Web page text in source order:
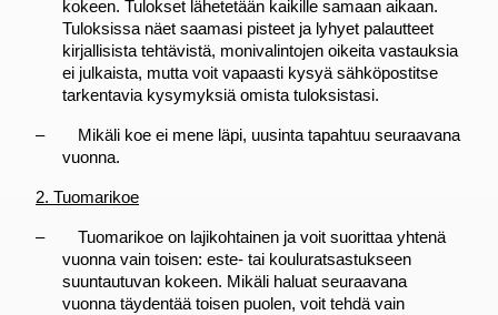
kokeen. Tulokset lähetetään kaikille samaan aikaan.
Tuloksissa näet saamasi pisteet ja lyhyet palautteet
kirjallisista tehtävistä, monivalintojen oikeita vastauksia
ei julkaista, mutta voit vapaasti kysyä sähköpostitse
tarkentavia kysymyksiä omista tuloksistasi.
–
Mikäli koe ei mene läpi, uusinta tapahtuu seuraavana
vuonna.
2. Tuomarikoe
–
Tuomarikoe on lajikohtainen ja voit suorittaa yhtenä
vuonna vain toisen: este- tai kouluratsastukseen
suuntautuvan kokeen. Mikäli haluat seuraavana
vuonna täydentää toisen puolen, voit tehdä vain